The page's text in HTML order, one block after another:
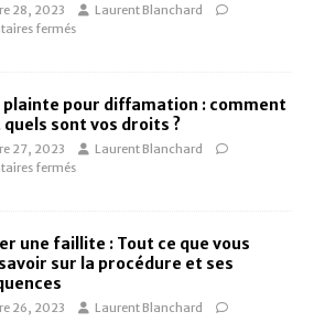
28, 2023
Laurent Blanchard
fermés
pour diffamation : comment
sont vos droits ?
27, 2023
Laurent Blanchard
fermés
une faillite : Tout ce que vous
sur la procédure et ses
26, 2023
Laurent Blanchard